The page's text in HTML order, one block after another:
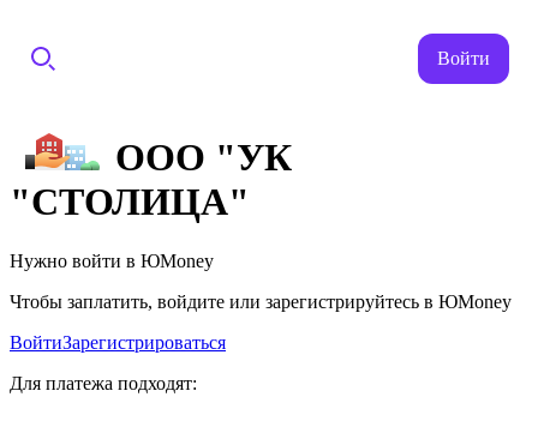
Войти
ООО "УК
"СТОЛИЦА"
Нужно войти в ЮMoney
Чтобы заплатить, войдите или зарегистрируйтесь в ЮMoney
ВойтиЗарегистрироваться
Для платежа подходят: